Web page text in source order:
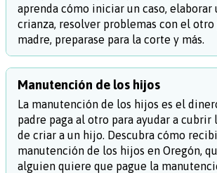
aprenda cómo iniciar un caso, elaborar
crianza, resolver problemas con el otro
madre, preparase para la corte y más.
Manutención de los hijos
La manutención de los hijos es el
padre paga al otro para ayudar a cubrir
de criar a un hijo. Descubra cómo
manutención de los hijos en Oregón,
alguien quiere que pague la